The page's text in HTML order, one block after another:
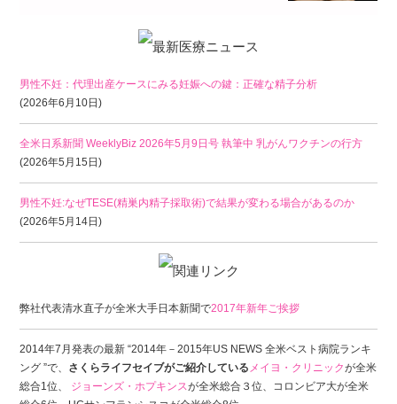
男性不妊：代理出産ケースにみる妊娠への鍵：正確な精子分析
(2026年6月10日)
全米日系新聞 WeeklyBiz 2026年5月9日号 執筆中 乳がんワクチンの行方
(2026年5月15日)
男性不妊:なぜTESE(精巣内精子採取術)で結果が変わる場合があるのか
(2026年5月14日)
弊社代表清水直子が全米大手日本新聞で2017年新年ご挨拶
2014年7月発表の最新 “2014年－2015年US NEWS 全米ベスト病院ランキ
ング ”で、 さくらライフセイブがご紹介している メイヨ・クリニックが全米
総合1位、 ジョーンズ・ホプキンスが全米総合３位、コロンビア大が全米